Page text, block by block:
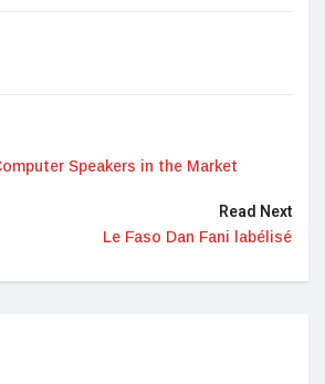
Speakers in the Market
Read Next
Le Faso Dan Fani labélisé